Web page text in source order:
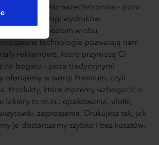
czas. Drukujesz wszechstronnie – poza
również usługi wydruków
wysoki poziom w obu
technologie pozwalają nam
reklamowe, które przyniosą Ci
na bogato – poza tradycyjnymi
oferujemy w wersji Premium, czyli
Produkty, które możemy wzbogacić o
lakiery to m.in.: opakowania, ulotki,
zaproszenia. Drukujesz tak, jak
je dostarczamy szybko i bez kosztów.